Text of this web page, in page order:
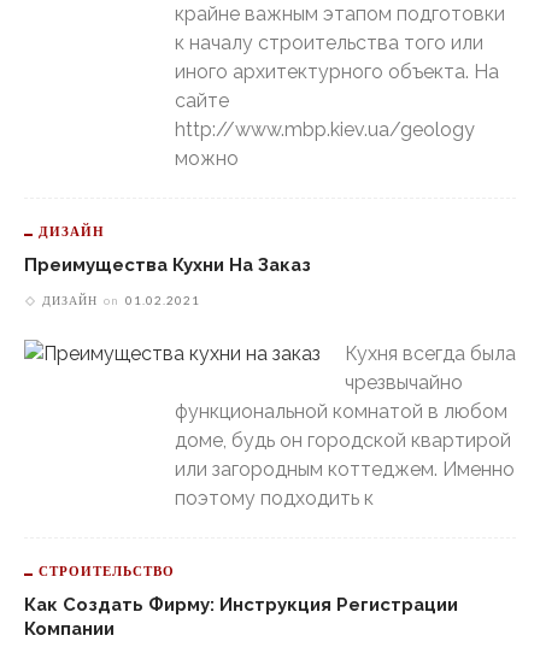
крайне важным этапом подготовки
к началу строительства того или
иного архитектурного объекта. На
сайте
http://www.mbp.kiev.ua/geology
можно
ДИЗАЙН
Преимущества Кухни На Заказ
ДИЗАЙН on 01.02.2021
Кухня всегда была
чрезвычайно
функциональной комнатой в любом
доме, будь он городской квартирой
или загородным коттеджем. Именно
поэтому подходить к
СТРОИТЕЛЬСТВО
Как Создать Фирму: Инструкция Регистрации
Компании